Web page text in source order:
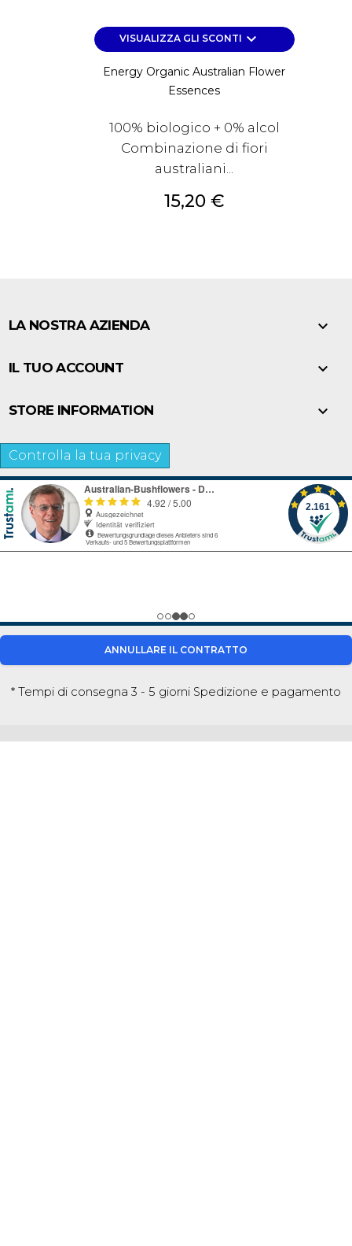
VISUALIZZA GLI SCONTI keyboard_arrow_down
Energy Organic Australian Flower
Essences
100% biologico + 0% alcol
Combinazione di fiori
australiani...
Prezzo
15,20 €
LA NOSTRA AZIENDA 
IL TUO ACCOUNT 
STORE INFORMATION 
Controlla la tua privacy
ANNULLARE IL CONTRATTO
* Tempi di consegna 3 - 5 giorni Spedizione e pagamento